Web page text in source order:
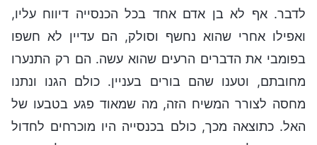
לדבר. אף לא בן אדם אחד בכל הכנסייה דיווח עליו,
ואפילו אחרי שהוא נחשף וסולק, הם עדיין לא חשפו
בפומבי את הדברים הרעים שהוא עשה. הם רק התנערו
מחובתם, וטענו שהם בורים בעניין. כולם הגנו ונתנו
מחסה לצורר המשיח הזה, מה שמאוד פגע בטבעו של
האל. כתוצאה מכך, כולם בכנסייה היו מוכרחים לחדול